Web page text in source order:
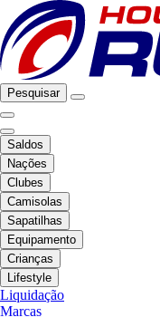
Pesquisar
Saldos
Nações
Clubes
Camisolas
Sapatilhas
Equipamento
Crianças
Lifestyle
Liquidação
Marcas